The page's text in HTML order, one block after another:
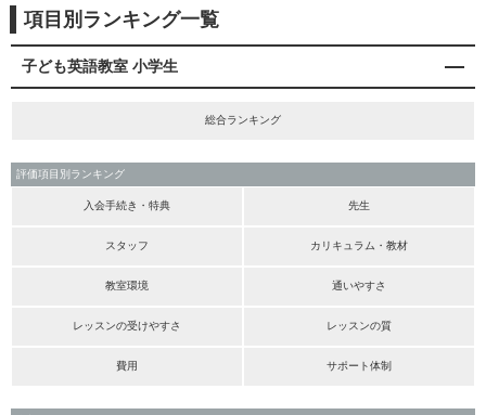
項目別ランキング一覧
子ども英語教室 小学生
総合ランキング
評価項目別ランキング
入会手続き・特典 先生
スタッフ カリキュラム・教材
教室環境 通いやすさ
レッスンの受けやすさ レッスンの質
費用 サポート体制